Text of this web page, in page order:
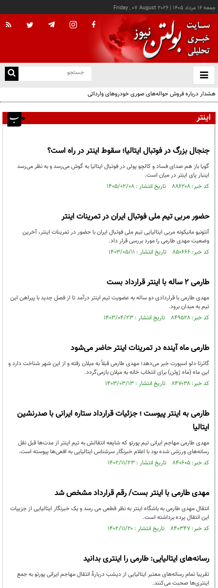
جمعه ۱۶ مرداد ۱۴۰۵ |
Friday , 07 August 2026
باز
و
هشدار درباره فروش حواله‌های صوری خودروهای وارداتی
اینتر
جنجال بزرگ در فوتبال ایتالیا؛ سقوط اینتر در راه است؟
گویا باز هم صدای فساد و کالچو پولی در فوتبال ایتالیا به گوش می‌رسد و به نظر می‌رسد
اینبار پای اینتر در میان است.
کد خبر: ۸۸۶۲۰۸ تاریخ انتشار : ۱۴۰۵/۰۲/۰۸
حضور مربی تیم ملی فوتبال ایران در تمرینات اینتر
آنتونیو مانیکونه مربی ایتالیایی تیم ملی فوتبال ایران با حضور در تمرینات اینتر، آخرین
وضعیت مهدی طارمی را مورد بررسی قرار داد.
کد خبر: ۸۵۰۶۶۶ تاریخ انتشار : ۱۴۰۳/۰۵/۱۱
طارمی ۲ ساله با اینتر قرارداد بست
مهدی طارمی با قراردادی دو ساله به عضویت تیم اینتر درآمد تا از فصل جدید با پیراهن این
تیم به میدان برود.
کد خبر: ۸۴۹۵۲۸ تاریخ انتشار : ۱۴۰۳/۰۴/۲۳
طارمی ماه آینده در تمرینات اینتر حاضر می‌شود
گاترتا دلو اسپورت خبر می‌دهد؛ مهدی طارمی قبلاً به میلان رفته و از این شهر شناخت دارد و
این ماه (ماه ژوئن) برای انتخاب خانه به میلان بازمی‌گردد.
کد خبر: ۸۴۷۰۳۸ تاریخ انتشار : ۱۴۰۳/۰۳/۱۳
طارمی به اینتر پیوست ؛ جزئیات قرارداد ستاره ایرانی با صدرنشین
ایتالیا
مهدی طارمی مهاجم ایرانی تیم پورتو که شایعه انتقالش به تیم اینتر از مدت‌ها قبل نقل
رسانه‌های ورزشی شده بود با اعلام خبرنگار سرشناس ایتالیایی به افعی‌ها پیوسته است.
کد خبر: ۸۴۰۶۰۵ تاریخ انتشار : ۱۴۰۲/۱۱/۲۳
مهدی طارمی با اینتر بست/ رقم قرارداد مشخص شد
انتقال مهدی طارمی به باشگاه اینتر به نظر قطعی می رسد و یک خبرنگار ایتالیایی از جزییات
این انتقال پرده برداشته است.
کد خبر: ۸۴۰۳۴۷ تاریخ انتشار : ۱۴۰۲/۱۱/۲۰
رسانه‌های ایتالیایی: طارمی را اینتری بدانید
تقریبا تمام رسانه‌های معتبر ایتالیایی از دیشب دربارهٔ انتقال مهاجم ایرانی پورتو به جمع
اینتری‌ها صحبت می‌کنند.